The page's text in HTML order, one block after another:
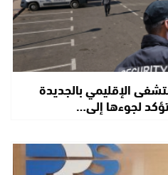
الإقليمي بالجديدة
لجوءها إلى…